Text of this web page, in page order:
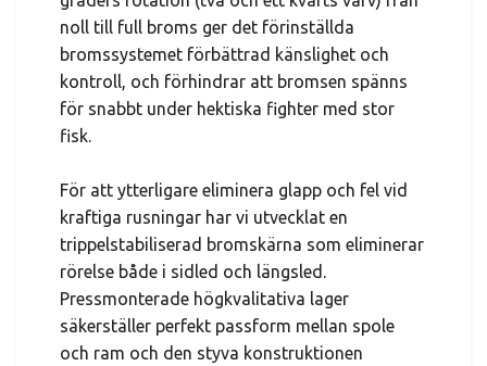
noll till full broms ger det förinställda
bromssystemet förbättrad känslighet och
kontroll, och förhindrar att bromsen spänns
för snabbt under hektiska fighter med stor
fisk.
För att ytterligare eliminera glapp och fel vid
kraftiga rusningar har vi utvecklat en
trippelstabiliserad bromskärna som eliminerar
rörelse både i sidled och längsled.
Pressmonterade högkvalitativa lager
säkerställer perfekt passform mellan spole
och ram och den styva konstruktionen